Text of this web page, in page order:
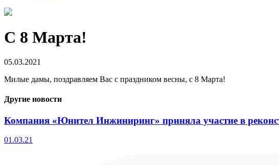
С 8 Марта!
05.03.2021
Милые дамы, поздравляем Вас с праздником весны, с 8 Марта!
Другие новости
Компания «Юнител Инжиниринг» приняла участие в
01.03.21